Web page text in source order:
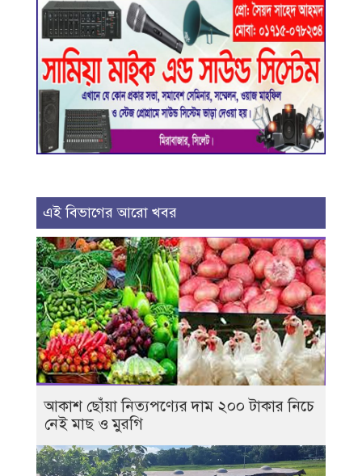
এই বিভাগের আরো খবর
আকাশ ছোঁয়া নিত্যপণ্যের দাম ২০০ টাকার নিচে
নেই মাছ ও মুরগি